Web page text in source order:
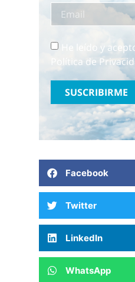
He leído y
Política de
SUSCRIBIRME
Facebook
Twitter
LinkedIn
WhatsApp